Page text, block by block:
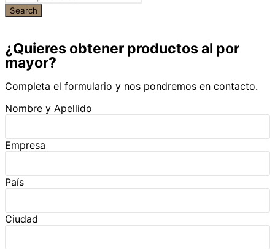
¿Quieres obtener productos al por
mayor?
Completa el formulario y nos pondremos en contacto.
Nombre y Apellido
Empresa
País
Ciudad